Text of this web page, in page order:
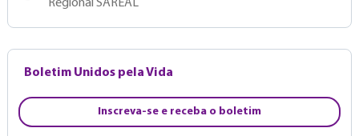
Regional SAREAL
Boletim Unidos pela Vida
Inscreva-se e receba o boletim